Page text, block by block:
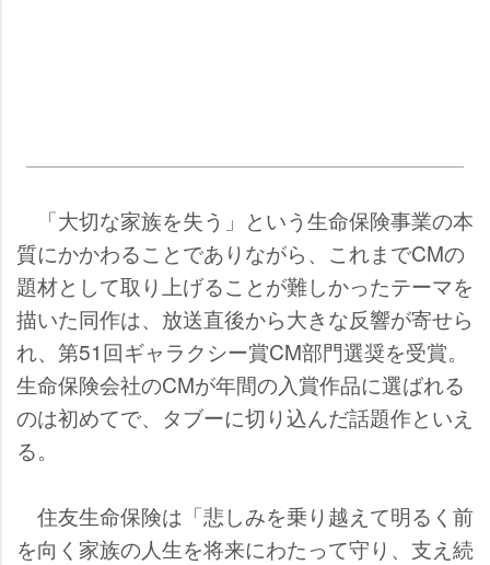
「大切な家族を失う」という生命保険事業の本
質にかかわることでありながら、これまでCMの
題材として取り上げることが難しかったテーマを
描いた同作は、放送直後から大きな反響が寄せら
れ、第51回ギャラクシー賞CM部門選奨を受賞。
生命保険会社のCMが年間の入賞作品に選ばれる
のは初めてで、タブーに切り込んだ話題作といえ
る。
住友生命保険は「悲しみを乗り越えて明るく前
を向く家族の人生を将来にわたって守り、支え続